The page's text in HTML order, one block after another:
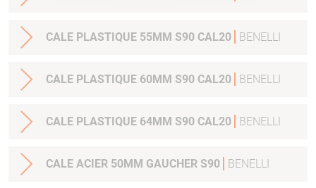
CALE PLASTIQUE 55MM S90 CAL20 BENELLI
CALE PLASTIQUE 60MM S90 CAL20 BENELLI
CALE PLASTIQUE 64MM S90 CAL20 BENELLI
CALE ACIER 50MM GAUCHER S90 BENELLI